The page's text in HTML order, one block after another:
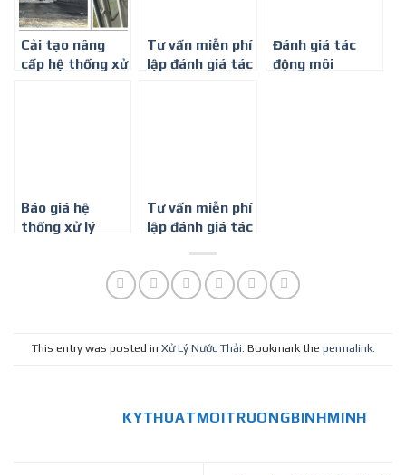
Cải tạo nâng
cấp hệ thống xử
Tư vấn miễn phí
lập đánh giá tác
Đánh giá tác
động môi
Báo giá hệ
thống xử lý
Tư vấn miễn phí
lập đánh giá tác
Dương
This entry was posted in Xử Lý Nước Thải. Bookmark the permalink.
KYTHUATMOITRUONGBINHMINH